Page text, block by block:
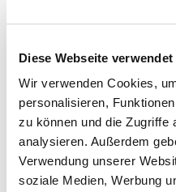
Diese Webseite
Wir verwenden Cookies,
personalisieren,
zu können und die Zugriffe
analysieren. Außerdem
Verwendung unserer
soziale Medien, Werbung
09.04.2022